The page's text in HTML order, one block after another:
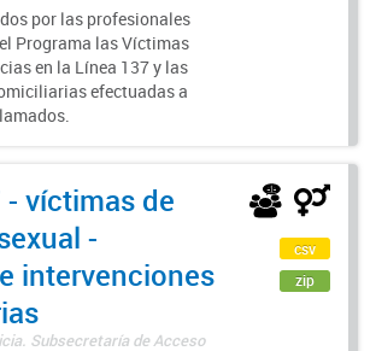
por las profesionales
Programa las Víctimas
en la Línea 137 y las
efectuadas a
víctimas de
-
intervenciones
Subsecretaría de Acceso
csv
zip